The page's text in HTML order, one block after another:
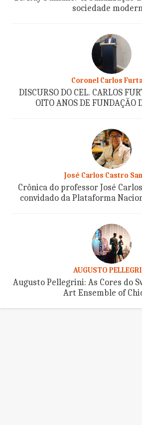
sociedade
Coronel Carlos
DISCURSO DO CEL. CARLOS
OITO ANOS DE FUNDAÇÃO
José Carlos Castro
Crônica do professor José
convidado da Plataforma
AUGUSTO
Augusto Pellegrini: As Cores do
Art Ensemble of